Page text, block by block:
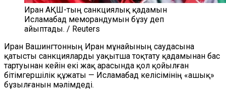
Иран АҚШ-тың санкциялық қадамын
Исламабад меморандумын бұзу деп
айыптады. / Reuters
Иран Вашингтонның Иран мұнайының саудасына
қатысты санкцияларды уақытша тоқтату қадамынан бас
тартуынан кейін екі жақ арасында қол қойылған
бітімгершілік құжаты — Исламабад келісімінің «ашық»
бұзылғанын мәлімдеді.